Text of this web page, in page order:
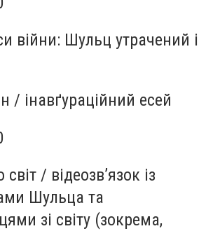
війни: Шульц утрачений і
/ інавґураційний есей
світ / відеозв’язок із
Шульца та
зі світу (зокрема,